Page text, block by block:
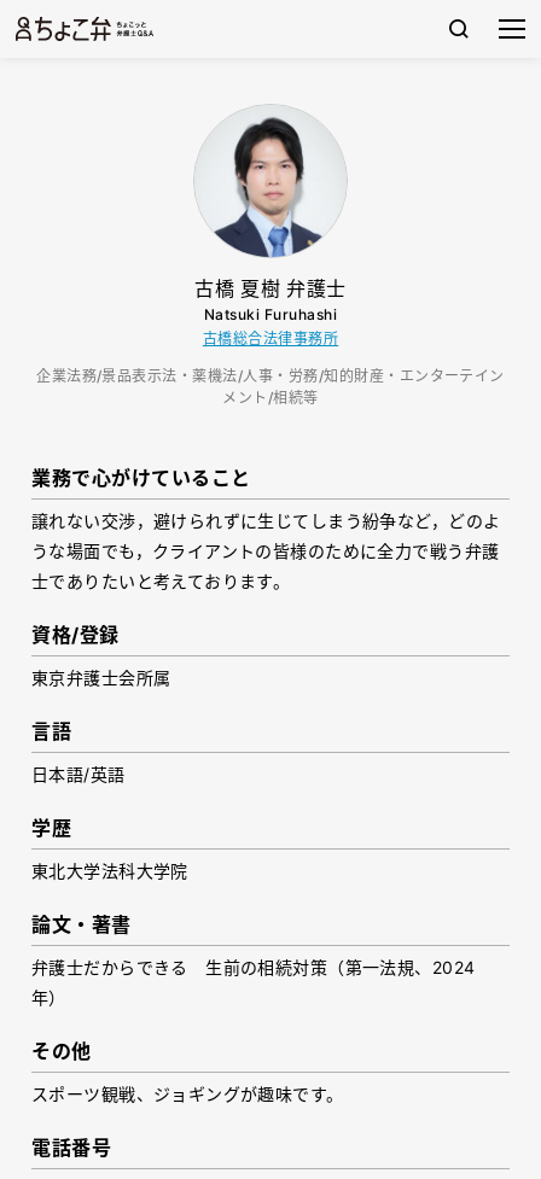
古橋 夏樹 弁護士
Natsuki Furuhashi
古橋総合法律事務所
企業法務/景品表示法・薬機法/人事・労務/知的財産・エンターテイン
メント/相続等
業務で心がけていること
譲れない交渉，避けられずに生じてしまう紛争など，どのよ
うな場面でも，クライアントの皆様のために全力で戦う弁護
士でありたいと考えております。
資格/登録
東京弁護士会所属
言語
日本語/英語
学歴
東北大学法科大学院
論文・著書
弁護士だからできる 生前の相続対策（第一法規、2024
年）
その他
スポーツ観戦、ジョギングが趣味です。
電話番号